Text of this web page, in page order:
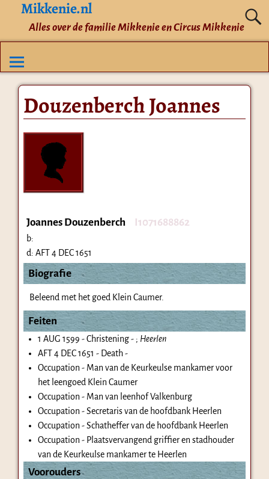
Mikkenie.nl
Alles over de familie Mikkenie en Circus Mikkenie
Douzenberch Joannes
Joannes Douzenberch I1071688862
b:
d: AFT 4 DEC 1651
Biografie
Beleend met het goed Klein Caumer.
Feiten
1 AUG 1599 - Christening - ; Heerlen
AFT 4 DEC 1651 - Death -
Occupation - Man van de Keurkeulse mankamer voor
het leengoed Klein Caumer
Occupation - Man van leenhof Valkenburg
Occupation - Secretaris van de hoofdbank Heerlen
Occupation - Schatheffer van de hoofdbank Heerlen
Occupation - Plaatsvervangend griffier en stadhouder
van de Keurkeulse mankamer te Heerlen
Voorouders